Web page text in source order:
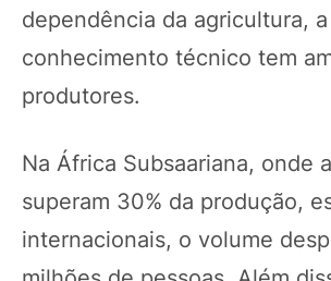
dependência da agricultura,
conhecimento técnico tem
produtores.
Na África Subsaariana, onde
superam 30% da produção,
internacionais, o volume